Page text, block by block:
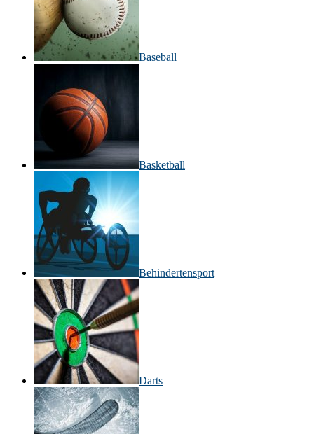
Baseball
Basketball
Behinderten­sport
Darts